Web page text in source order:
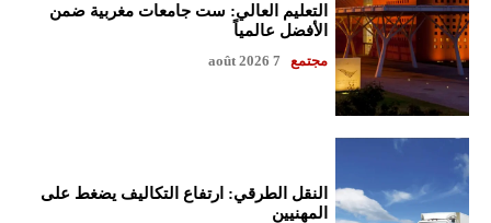
التعليم العالي: ست جامعات مغربية ضمن
الأفضل عالمياً
مجتمع 7 août 2026
النقل الطرقي: ارتفاع التكاليف يضغط على
المهنيين